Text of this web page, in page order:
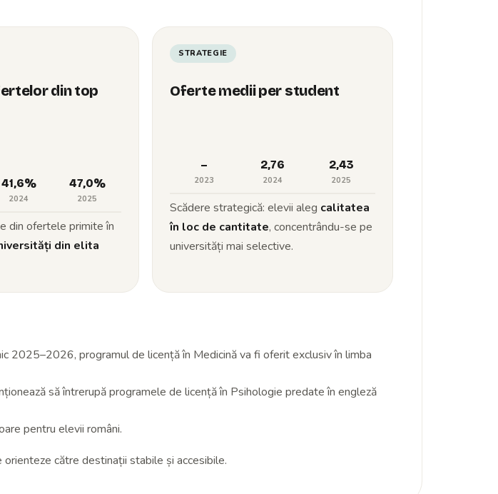
din top
41,6%
2024
47,0%
2025
din ofertele primite în
din elita
STRATEGIE
Oferte medii per student
–
2023
2,76
2024
2,43
2025
Scădere strategică: elevii aleg calitatea
în loc de cantitate, concentrându-se pe
universități mai selective.
2025–2026, programul de licență în Medicină va fi oferit exclusiv în limba
să întrerupă programele de licență în Psihologie predate în engleză
pentru elevii români.
către destinații stabile și accesibile.